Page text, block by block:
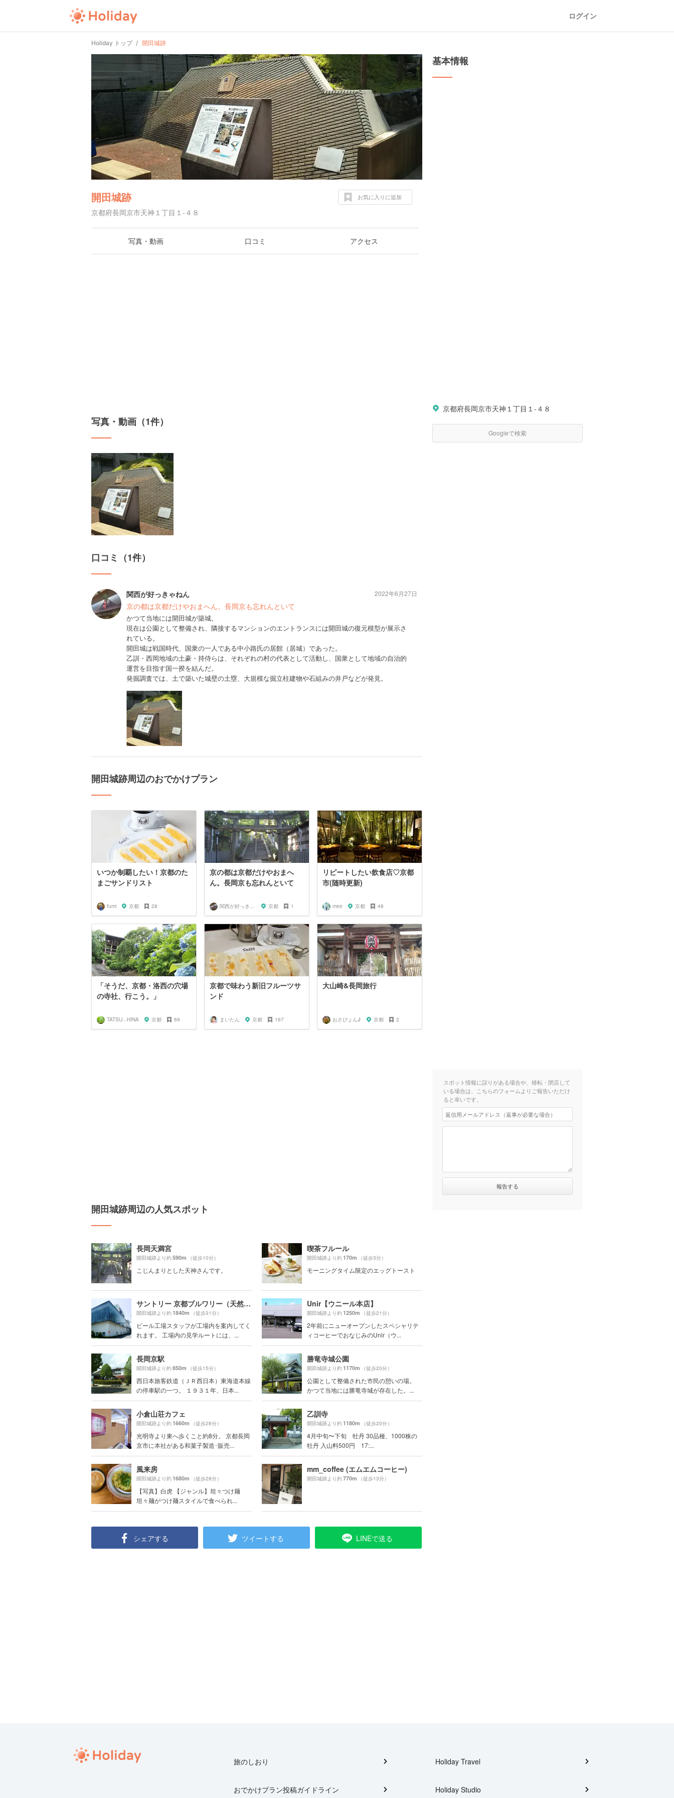
ログイン
Holiday トップ 開田城跡
開田城跡
京都府長岡京市天神１丁目１-４８
お気に入りに追加
写真・動画 口コミ アクセス
写真・動画（1件）
口コミ（1件）
関西が好っきゃねん
京の都は京都だけやおまへん。長岡京も忘れんといて
かつて当地には開田城が築城。
現在は公園として整備され、隣接するマンションのエントランスには開田城の復元模型が展示さ
れている。
開田城は戦国時代、国衆の一人である中小路氏の居館（居城）であった。
乙訓・西岡地域の土豪・持侍らは、それぞれの村の代表として活動し、国衆として地域の自治的
運営を目指す国一揆を結んだ。
発掘調査では、土で築いた城壁の土塁、大規模な掘立柱建物や石組みの井戸などが発見。
2022年6月27日
開田城跡周辺のおでかけプラン
いつか制覇したい！京都のた
まごサンドリスト
fumi 京都 28
京の都は京都だけやおまへ
ん。長岡京も忘れんといて
関西が好っきゃねん 京都 1
リピートしたい飲食店♡京都
市(随時更新)
mee 京都 48
「そうだ、京都・洛西の穴場
の寺社、行こう。」
TATSU-.-HINA 京都 69
京都で味わう新旧フルーツサ
ンド
まいたん 京都 167
大山崎&長岡旅行
おさぴょん♪ 京都 2
開田城跡周辺の人気スポット
長岡天満宮
開田城跡より約590m （徒歩10分）
こじんまりとした天神さんです。
喫茶フルール
開田城跡より約170m （徒歩3分）
モーニングタイム限定のエッグトースト
サントリー 京都ブルワリー（天然水のビール工場）
開田城跡より約1840m （徒歩31分）
ビール工場スタッフが工場内を案内してく
れます。 工場内の見学ルートには、...
Unir【ウニール本店】
開田城跡より約1250m （徒歩21分）
2年前にニューオープンしたスペシャリテ
ィコーヒーでおなじみのUnir（ウ...
長岡京駅
開田城跡より約850m （徒歩15分）
西日本旅客鉄道（ＪＲ西日本）東海道本線
の停車駅の一つ。 １９３１年、日本...
勝竜寺城公園
開田城跡より約1170m （徒歩20分）
公園として整備された市民の憩いの場。
かつて当地には勝竜寺城が存在した。...
小倉山荘カフェ
開田城跡より約1660m （徒歩28分）
光明寺より東へ歩くこと約8分。 京都長岡
京市に本社がある和菓子製造･販売...
乙訓寺
開田城跡より約1180m （徒歩20分）
4月中旬〜下旬 牡丹 30品種、1000株の
牡丹 入山料500円 17:...
風来房
開田城跡より約1680m （徒歩28分）
【写真】白虎 【ジャンル】坦々つけ麺
坦々麺がつけ麺スタイルで食べられ...
mm_coffee (エムエムコーヒー)
開田城跡より約770m （徒歩13分）
シェアする ツイートする LINEで送る
基本情報
京都府長岡京市天神１丁目１-４８
Googleで検索
スポット情報に誤りがある場合や、移転・閉店して
いる場合は、こちらのフォームよりご報告いただけ
ると幸いです。
旅のしおり
おでかけプラン投稿ガイドライン
Holiday Travel
Holiday Studio